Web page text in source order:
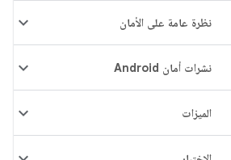
نظرة عامة على الأمان
نشرات أمان Android
الميزات